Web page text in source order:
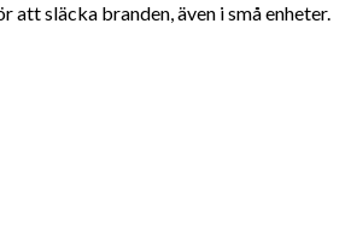
släcka branden, även i små enheter.